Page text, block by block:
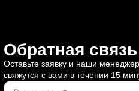
Обратная связь
Оставьте заявку и наши
свяжутся с вами в течении 15